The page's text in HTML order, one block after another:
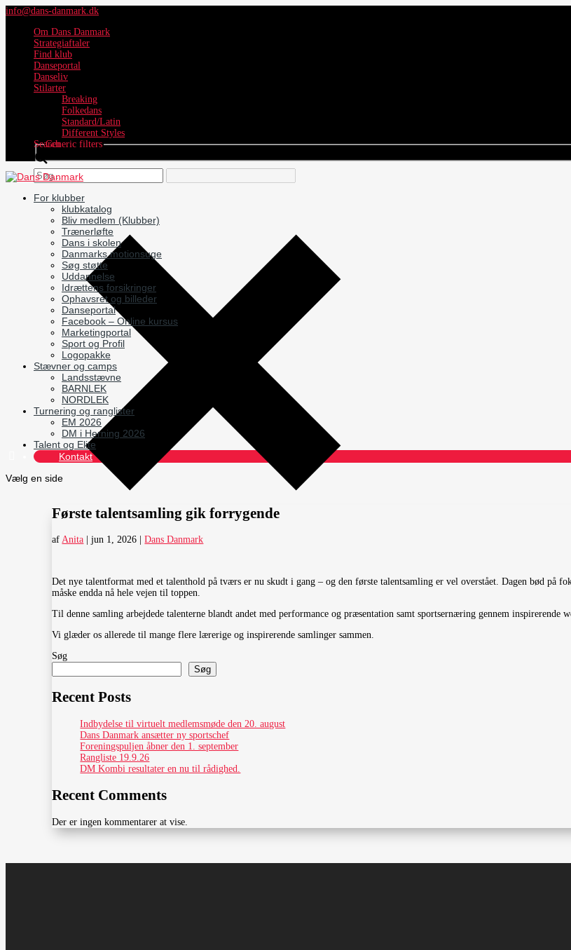
info@dans-danmark.dk
Om Dans Danmark
Strategiaftaler
Find klub
Danseportal
Danseliv
Stilarter
Breaking
Folkedans
Standard/Latin
Different Styles
Search
Generic filters
For klubber
klubkatalog
Bliv medlem (Klubber)
Trænerløfte
Dans i skolen
Danmarks motionsuge
Søg støtte
Uddannelse
Idrættens forsikringer
Ophavsret og billeder
Danseportal
Facebook – Online kursus
Marketingportal
Sport og Profil
Logopakke
Stævner og camps
Landsstævne
BARNLEK
NORDLEK
Turnering og ranglister
EM 2026
DM i Herning 2026
Talent og Elite
Kontakt
Vælg en side
Første talentsamling gik forrygende
afAnita |jun 1, 2026 |Dans Danmark
Det nye talentformat med et talenthold på tværs er nu skudt i gang – og den første talentsamling er vel overstået. Dagen bød på
måske endda nå hele vejen til toppen.
Til denne samling arbejdede talenterne blandt andet med performance og præsentation samt sportsernæring gennem
Vi glæder os allerede til mange flere lærerige og inspirerende samlinger sammen.
Søg
Søg
Recent Posts
Indbydelse til virtuelt medlemsmøde den 20. august
Dans Danmark ansætter ny sportschef
Foreningspuljen åbner den 1. september
Rangliste 19.9.26
DM Kombi resultater en nu til rådighed.
Recent Comments
Der er ingen kommentarer at vise.